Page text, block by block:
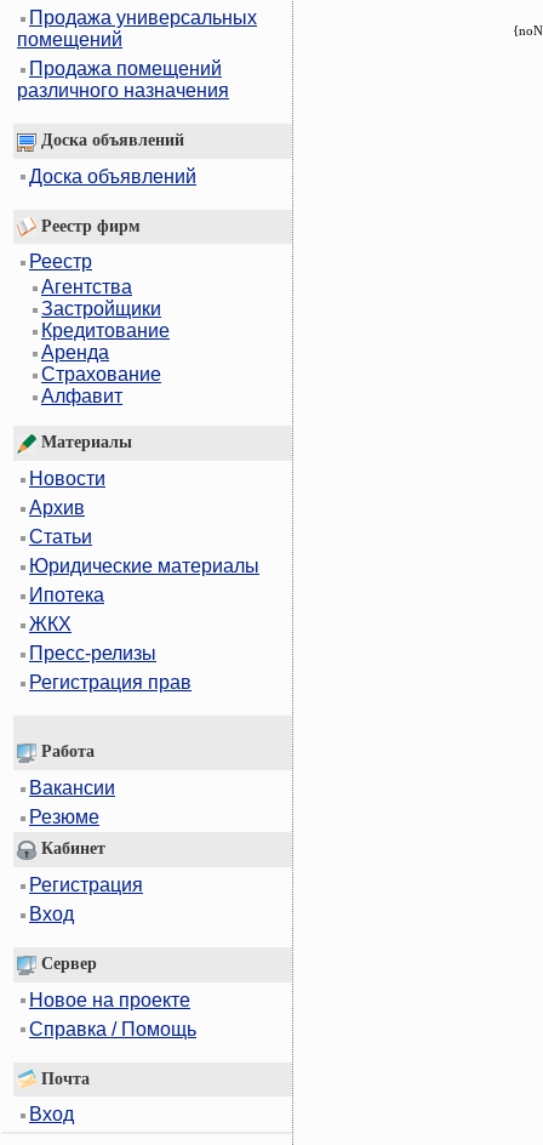
Продажа универсальных
помещений
Продажа помещений
различного назначения
Доска объявлений
Доска объявлений
Реестр фирм
Реестр
Агентства
Застройщики
Кредитование
Аренда
Страхование
Алфавит
Материалы
Новости
Архив
Статьи
Юридические материалы
Ипотека
ЖКХ
Пресс-релизы
Регистрация прав
Работа
Вакансии
Резюме
Кабинет
Регистрация
Вход
Сервер
Новое на проекте
Справка / Помощь
Почта
Вход